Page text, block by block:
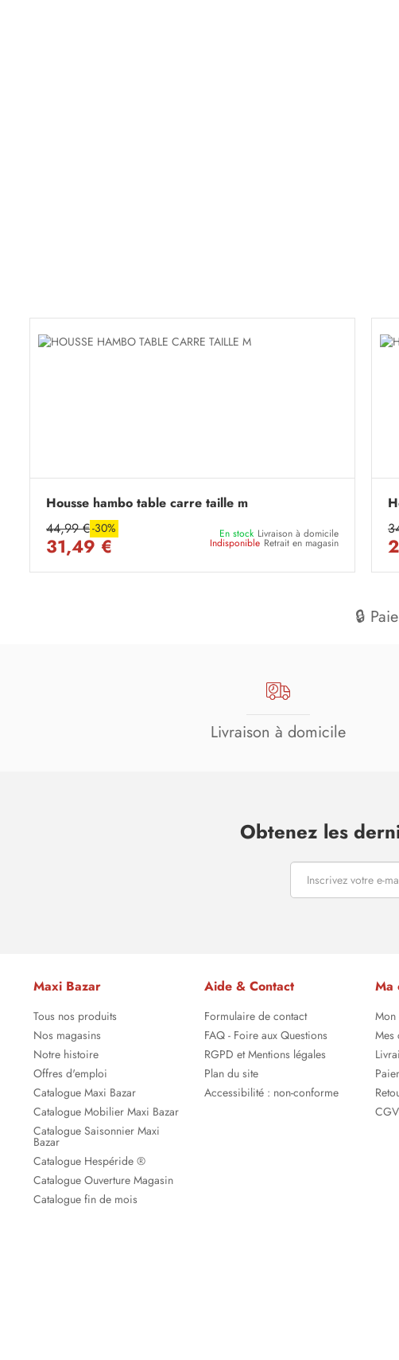
Housse hambo table carre taille m
44,99 €-30%
31,49 €
En stock Livraison à domicile
Indisponible Retrait en magasin
🔒
Livraison à domicile
Obtenez les
Maxi Bazar
Tous nos produits
Nos magasins
Notre histoire
Offres d'emploi
Catalogue Maxi Bazar
Catalogue Mobilier Maxi Bazar
Catalogue Saisonnier Maxi
Bazar
Catalogue Hespéride ®
Catalogue Ouverture Magasin
Catalogue fin de mois
Aide & Contact
Formulaire de contact
FAQ - Foire aux Questions
RGPD et Mentions légales
Plan du site
Accessibilité : non-conforme
Ma
Mon
Mes
CGV